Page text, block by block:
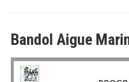
Bandol Aigue